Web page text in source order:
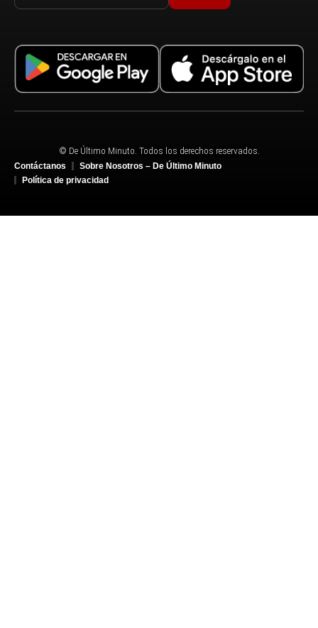
© De Último Minuto. Todos los derechos reservados.
Contáctanos
Sobre Nosotros – De Último Minuto
Política de privacidad